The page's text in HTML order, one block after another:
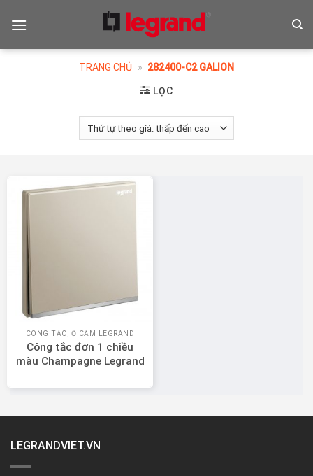
TRANG CHỦ » 282400-C2 GALION
LỌC
CÔNG TẮC, Ổ CẮM LEGRAND
Công tắc đơn 1 chiều
màu Champagne Legrand
LEGRANDVIET.VN